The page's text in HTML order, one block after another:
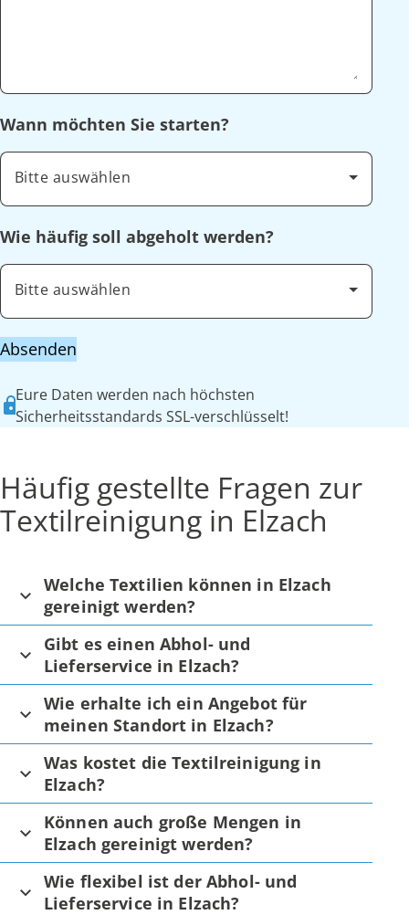
Wann möchten Sie starten?
Bitte auswählen
Wie häufig soll abgeholt werden?
Bitte auswählen
Absenden
Eure Daten werden nach höchsten
Sicherheitsstandards SSL-verschlüsselt!
Häufig gestellte Fragen zur
Textilreinigung in Elzach
Welche Textilien können in Elzach
gereinigt werden?
Gibt es einen Abhol- und
Lieferservice in Elzach?
Wie erhalte ich ein Angebot für
meinen Standort in Elzach?
Was kostet die Textilreinigung in
Elzach?
Können auch große Mengen in
Elzach gereinigt werden?
Wie flexibel ist der Abhol- und
Lieferservice in Elzach?